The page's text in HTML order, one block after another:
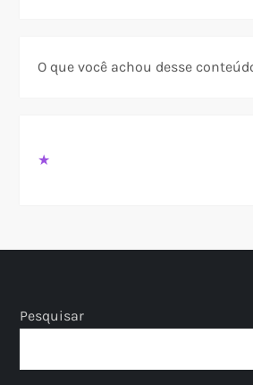
O que você achou desse
★
Pesquisar